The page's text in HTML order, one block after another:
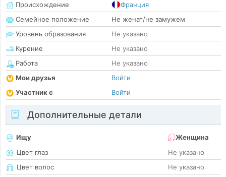
Происхождение
Франция
Семейное положение
Не женат/не замужем
Уровень образования
Не указано
Курение
Не указано
Работа
Не указано
Мои друзья
Войти
Участник с
Войти
Дополнительные детали
Ищу
Женщина
Цвет глаз
Не указано
Цвет волос
Не указано